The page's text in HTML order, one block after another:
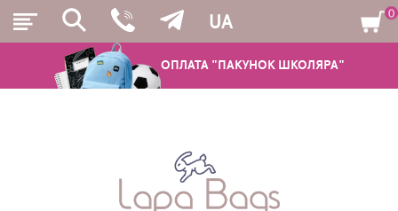
ОПЛАТА "ПАКУНОК ШКОЛЯРА"
UA
ШКІЛЬНІ РЮКЗАКИ ТА РАНЦІ
0